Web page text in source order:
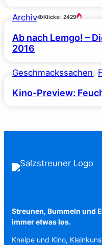
Archiv Klicks: 2429
Ab nach Lemgo! –
2016
Geschmackssachen,
Kino-Preview:
Streunen, Bummeln und
immer etwas los.
Kneipe und Kino,